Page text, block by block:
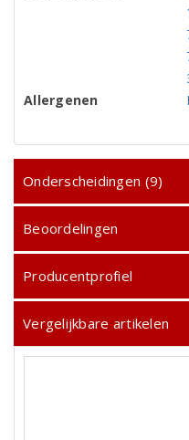
Allergenen
Onderscheidingen (9)
Beoordelingen
Producentprofiel
Vergelijkbare artikelen